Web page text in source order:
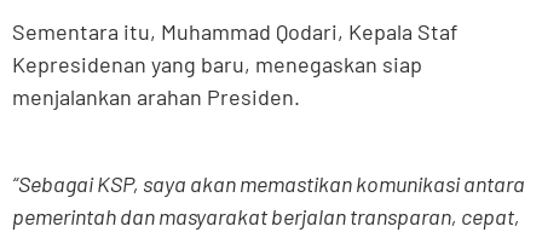
Sementara itu, Muhammad Qodari, Kepala Staf
Kepresidenan yang baru, menegaskan siap
menjalankan arahan Presiden.
“Sebagai KSP, saya akan memastikan komunikasi antara
pemerintah dan masyarakat berjalan transparan, cepat,